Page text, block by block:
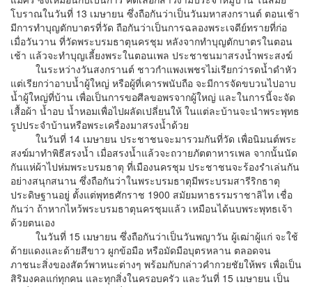
โบราณในวันที่ 13 เมษายน ซึ่งถือกันว่าเป็นวันมหาสงกรานต์ ตอนเช้า
มีการทำบุญตักบาตรที่วัด ถือกันว่าเป็นการฉลองพระเจดีย์ทรายที่ก่อ
เมื่อวันวาน ที่วัดพระบรมธาตุนครชุม หลังจากทำบุญตักบาตรในตอน
เช้า แล้วจะทำบุญเลี้ยงพระในตอนเพล ประชาชนมาสรงน้ำพระสงฆ์
ในระหว่างวันสงกรานต์ ชาวกำแพงเพชรไม่เรียกว่ารดน้ำดำหัว
แต่เรียกว่าอาบน้ำผู้ใหญ่ หรือผู้ที่เคารพนับถือ จะมีการจัดขบวนไปอาบ
น้ำผู้ใหญ่ที่บ้าน เพื่อเป็นการขอศีลขอพรจากผู้ใหญ่ และในการนี้จะจัด
เสื้อผ้า น้ำอบ น้ำหอมเพื่อไปผลัดเปลี่ยนให้ ในแต่ละบ้านจะนำพระพุทธ
รูปประจำบ้านหรือพระเครื่องมาสรงน้ำด้วย
ในวันที่ 14 เมษายน ประชาชนจะมารวมกันที่วัด เพื่อนิมนต์พระ
สงฆ์มาทำพิธีสรงน้ำ เมื่อสรงน้ำแล้วจะถวายภัตตาหารเพล จากนั้นนัด
กันแห่ผ้าไปห่มพระบรมธาตุ ที่เมืองนครชุม ประชาชนจะร้องรำเล่นกัน
อย่างสนุกสนาน ซึ่งถือกันว่าในพระบรมธาตุมีพระบรมสารีริกธาตุ
ประดิษฐานอยู่ ตั้งแต่พุทธศักราช 1900 สมัยมหาธรรมราชาลิไท เชื่อ
กันว่า ถ้าหากไหว้พระบรมธาตุนครชุมแล้ว เหมือนได้นบพระพุทธเจ้า
ด้วยตนเอง
ในวันที่ 15 เมษายน ซึ่งถือกันว่าเป็นวันพญาวัน ผู้เฒ่าผู้แก่ จะใช้
ด้ายแดงและด้ายสีขาว ผูกข้อมือ หรือมัดมือบุตรหลาน ตลอดจน
ภาชนะสิ่งของสัตว์พาหนะต่างๆ พร้อมกับกล่าวคำกวยชัยให้พร เพื่อเป็น
สิริมงคลแก่ทุกคน และทุกสิ่งในครอบครัว และวันที่ 15 เมษายน เป็น